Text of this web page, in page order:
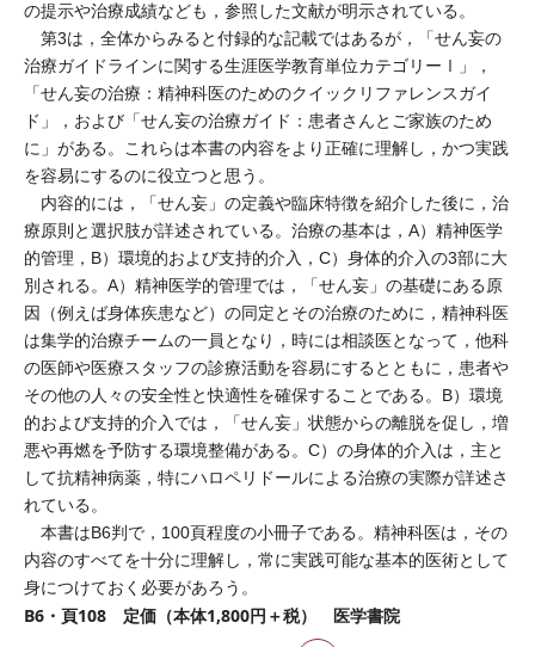
の提示や治療成績なども，参照した文献が明示されている。
第3は，全体からみると付録的な記載ではあるが，「せん妄の
治療ガイドラインに関する生涯医学教育単位カテゴリーⅠ」，
「せん妄の治療：精神科医のためのクイックリファレンスガイ
ド」，および「せん妄の治療ガイド：患者さんとご家族のため
に」がある。これらは本書の内容をより正確に理解し，かつ実践
を容易にするのに役立つと思う。
内容的には，「せん妄」の定義や臨床特徴を紹介した後に，治
療原則と選択肢が詳述されている。治療の基本は，A）精神医学
的管理，B）環境的および支持的介入，C）身体的介入の3部に大
別される。A）精神医学的管理では，「せん妄」の基礎にある原
因（例えば身体疾患など）の同定とその治療のために，精神科医
は集学的治療チームの一員となり，時には相談医となって，他科
の医師や医療スタッフの診療活動を容易にするとともに，患者や
その他の人々の安全性と快適性を確保することである。B）環境
的および支持的介入では，「せん妄」状態からの離脱を促し，増
悪や再燃を予防する環境整備がある。C）の身体的介入は，主と
して抗精神病薬，特にハロペリドールによる治療の実際が詳述さ
れている。
本書はB6判で，100頁程度の小冊子である。精神科医は，その
内容のすべてを十分に理解し，常に実践可能な基本的医術として
身につけておく必要があろう。
B6・頁108 定価（本体1,800円＋税） 医学書院